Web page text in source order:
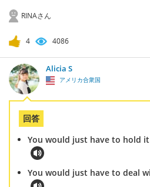
RINAさん
4 4086
Alicia S
アメリカ合衆国
回答
You would just have to hold
You would just have to deal